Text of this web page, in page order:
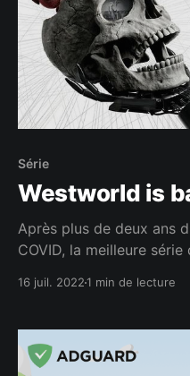
Série
Westworld is
Après plus de deux ans
COVID, la meilleure
plein les mirettes !
16 juil. 20221 min de lecture